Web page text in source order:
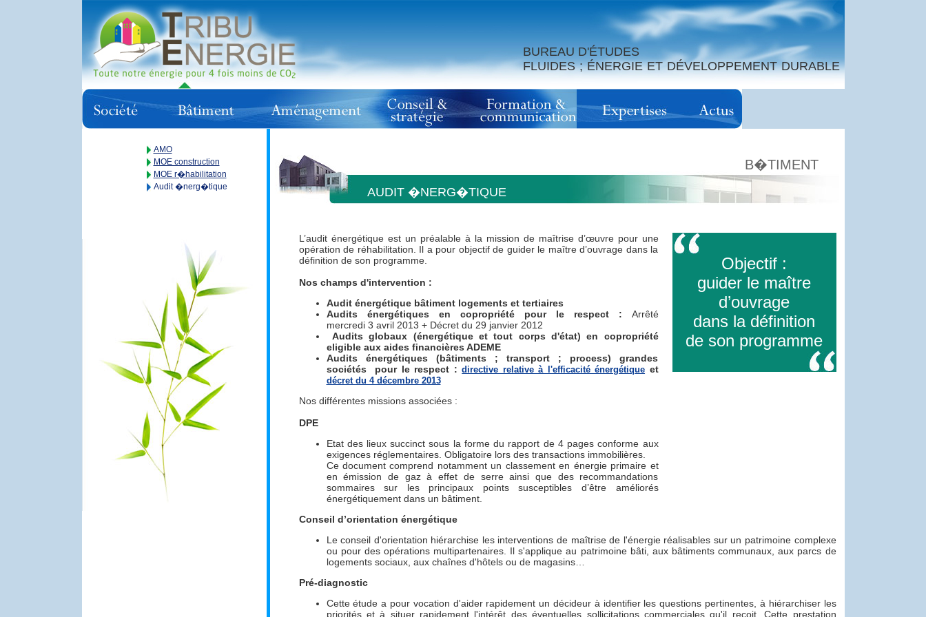
BUREAU D'ÉTUDES
FLUIDES ; ÉNERGIE ET DÉVELOPPEMENT DURABLE
AMO
MOE construction
MOE r�habilitation
Audit �nerg�tique
B�TIMENT
AUDIT �NERG�TIQUE
L’audit énergétique est un préalable à la mission de maîtrise d’œuvre pour une
opération de réhabilitation. Il a pour objectif de guider le maître d’ouvrage dans la
définition de son programme.
Nos champs d'intervention :
Audit énergétique bâtiment logements et tertiaires
Audits énergétiques en copropriété pour le respect : Arrêté
mercredi 3 avril 2013 + Décret du 29 janvier 2012
Audits globaux (énergétique et tout corps d'état) en copropriété
eligible aux aides financières ADEME
Audits énergétiques (bâtiments ; transport ; process) grandes
sociétés pour le respect :directive relative à l'efficacité énergétique et
décret du 4 décembre 2013
Nos différentes missions associées :
DPE
Etat des lieux succinct sous la forme du rapport de 4 pages conforme aux
exigences réglementaires. Obligatoire lors des transactions immobilières.
Ce document comprend notamment un classement en énergie primaire et
en émission de gaz à effet de serre ainsi que des recommandations
sommaires sur les principaux points susceptibles d’être améliorés
énergétiquement dans un bâtiment.
Objectif :
guider le maître
d’ouvrage
dans la définition
de son programme
Conseil d’orientation énergétique
Le conseil d'orientation hiérarchise les interventions de maîtrise de l'énergie réalisables sur un patrimoine complexe
ou pour des opérations multipartenaires. Il s'applique au patrimoine bâti, aux bâtiments communaux, aux parcs de
logements sociaux, aux chaînes d'hôtels ou de magasins…
Pré-diagnostic
Cette étude a pour vocation d'aider rapidement un décideur à identifier les questions pertinentes, à hiérarchiser les
priorités et à situer rapidement l'intérêt des éventuelles sollicitations commerciales qu'il reçoit. Cette prestation